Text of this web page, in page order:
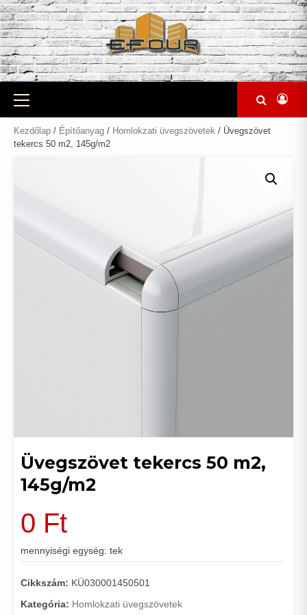
Skip
to
content
Primary
Menu
Kezdőlap / Építőanyag / Homlokzati üvegszövetek / Üvegszövet
tekercs 50 m2, 145g/m2
Üvegszövet tekercs 50 m2,
145g/m2
0 Ft
mennyiségi egység: tek
Cikkszám: KÜ030001450501
Kategória: Homlokzati üvegszövetek